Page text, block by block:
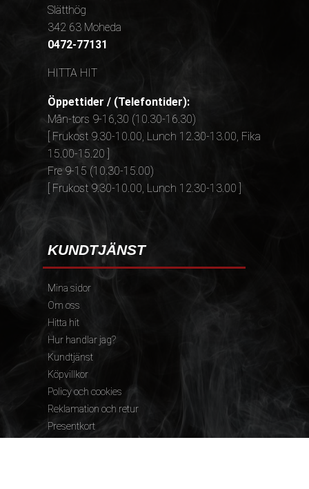
Slätthög
342 63 Moheda
0472-77131
HITTA HIT
Öppettider / (Telefontider):
Mån-tors 9-16,30 (10.30-16.30)
[ Frukost 9.30-10.00, Lunch 12.30-13.00, Fika
15.00-15.20 ]
Fre 9-15 (10.30-15.00)
[ Frukost 9.30-10.00, Lunch 12.30-13.00 ]
KUNDTJÄNST
Mina sidor
Om oss
Hitta hit
Hur handlar jag?
Kundtjänst
Köpvillkor
Policy och cookies
Reklamation och retur
Presentkort